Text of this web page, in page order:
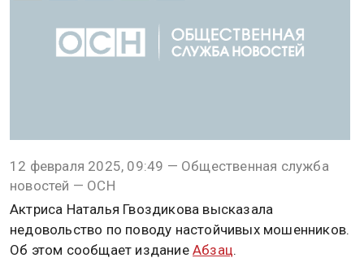
12 февраля 2025, 09:49 — Общественная служба
новостей — ОСН
Актриса Наталья Гвоздикова высказала
недовольство по поводу настойчивых мошенников.
Об этом сообщает издание Абзац.